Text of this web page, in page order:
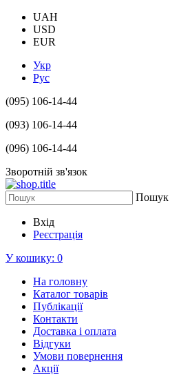
UAH
USD
EUR
Укр
Рус
(095) 106-14-44
(093) 106-14-44
(096) 106-14-44
Зворотній зв'язок
Пошук
Вхід
Реєстрація
У кошику: 0
На головну
Каталог товарів
Публікації
Контакти
Доставка і оплата
Відгуки
Умови повернення
Акції